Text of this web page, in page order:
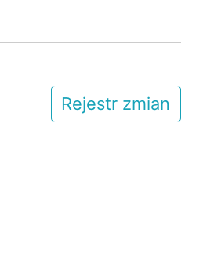
Rejestr zmian